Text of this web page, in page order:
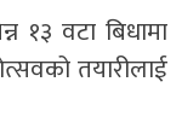
१३ वटा बिधामा
तयारीलाई